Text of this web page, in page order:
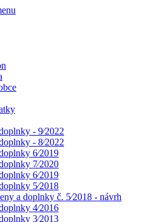
- 9⁄2022
- 8⁄2022
6⁄2019
7⁄2020
6⁄2019
5⁄2018
a doplnky č. 5⁄2018 - návrh
4⁄2016
3⁄2013